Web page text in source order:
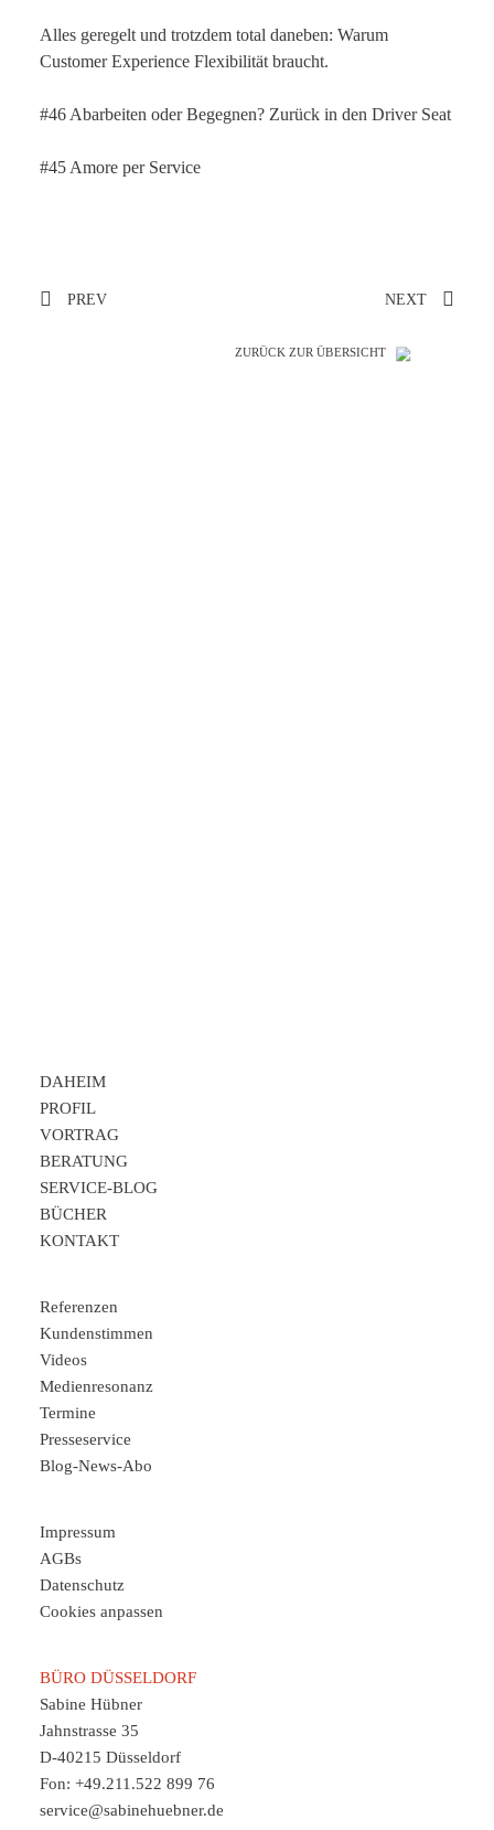
Alles geregelt und trotzdem total daneben: Warum
Customer Experience Flexibilität braucht.
#46 Abarbeiten oder Begegnen? Zurück in den Driver Seat
#45 Amore per Service
PREV NEXT
ZURÜCK ZUR ÜBERSICHT
DAHEIM
PROFIL
VORTRAG
BERATUNG
SERVICE-BLOG
BÜCHER
KONTAKT
Referenzen
Kundenstimmen
Videos
Medienresonanz
Termine
Presseservice
Blog-News-Abo
Impressum
AGBs
Datenschutz
Cookies anpassen
BÜRO DÜSSELDORF
Sabine Hübner
Jahnstrasse 35
D-40215 Düsseldorf
Fon: +49.211.522 899 76
service@sabinehuebner.de